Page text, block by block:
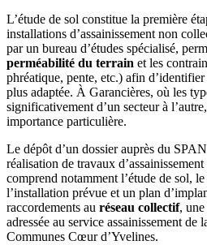
L’étude de sol constitue la première
installations d’assainissement non
par un bureau d’études spécialisé,
perméabilité du terrain et les
phréatique, pente, etc.) afin
plus adaptée. À Garancières, où les
significativement d’un secteur à
importance particulière.
Le dépôt d’un dossier auprès du
réalisation de travaux
comprend notamment l’étude de sol,
l’installation prévue et un plan
raccordements au réseau collectif,
adressée au service assainissement de
Communes Cœur d’Yvelines.